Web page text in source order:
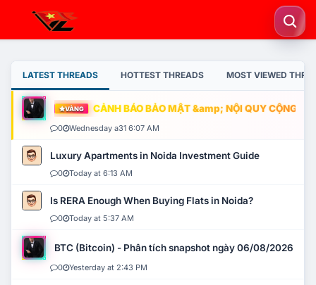
LATEST THREADS HOTTEST THREADS MOST VIEWED
VÀNG CẢNH BÁO BẢO MẬT &amp; NỘI QUY CỘNG
0 Wednesday a31 6:07 AM
Luxury Apartments in Noida Investment Guide
0 Today at 6:13 AM
Is RERA Enough When Buying Flats in Noida?
0 Today at 5:37 AM
BTC (Bitcoin) - Phân tích snapshot ngày 06/08/2026
0 Yesterday at 2:43 PM